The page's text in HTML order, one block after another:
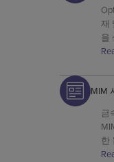
재
을
을
MIM
금
한
보